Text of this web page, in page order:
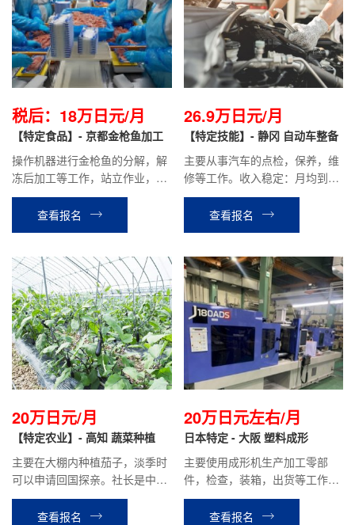
税后：18万日元/月
【特定食品】- 京都金枪鱼加工
操作机器进行金枪鱼的分解，解
冻后加工等工作，站立作业，厂
内温度维持在十几度，工作环境
适宜。查看报名
26.9万日元/月
【特定技能】- 静冈 自动车整备
主要从事汽车的点检，保养，维
修等工作。收入稳定：月均到手
20万日元，有涨薪有奖金，日本
人企业，多劳多得。
查看报名
20万日元/月
【特定农业】- 高知 蔬菜种植
主要在大棚内种植茄子，淡季时
可以申请回国探亲。社长是中国
人，待人亲切，有前辈在职工
查看报名
20万日元左右/月
日本特定 - 大阪 塑料成形
主要使用成形机生产加工零部
件，检查，装箱，出货等工作。
月给制，到手工资约20万日元左
右，时给约1083日元左右。
查看报名